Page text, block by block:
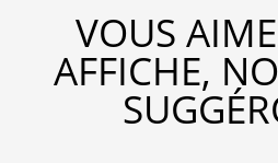
VOUS
AFFICHE,